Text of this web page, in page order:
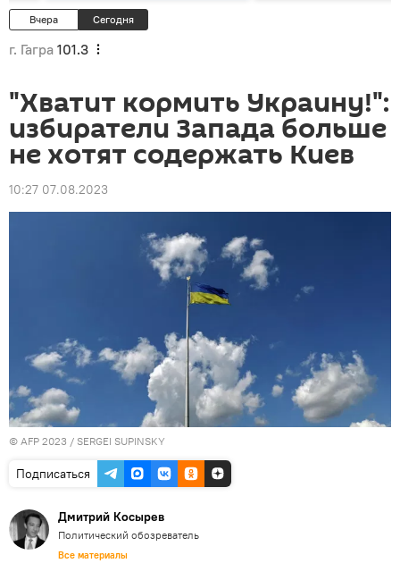
Вчера Сегодня
г. Гагра 101.3
"Хватит кормить Украину!":
избиратели Запада больше
не хотят содержать Киев
10:27 07.08.2023
© AFP 2023 / SERGEI SUPINSKY
Подписаться
Дмитрий Косырев
Политический обозреватель
Все материалы